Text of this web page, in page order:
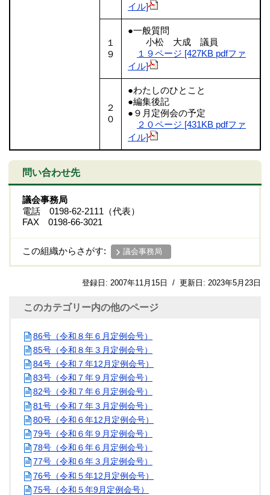
イル]
１
９
●一般質問
小松 大成 議員
１９ページ [427KB pdfファ
イル]
２
０
●わたしのひとこと
●編集後記
●９月定例会の予定
２０ページ [431KB pdfファ
イル]
問い合わせ先
議会事務局
電話 0198-62-2111（代表）
FAX 0198-66-3021
この組織からさがす: 議会事務局
登録日: 2007年11月15日 / 更新日: 2023年5月23日
このカテゴリー内の他のページ
86号（令和８年６月定例会号）
85号（令和８年３月定例会号）
84号（令和７年12月定例会号）
83号（令和７年９月定例会号）
82号（令和７年６月定例会号）
81号（令和７年３月定例会号）
80号（令和６年12月定例会号）
79号（令和６年９月定例会号）
78号（令和６年６月定例会号）
77号（令和６年３月定例会号）
76号（令和５年12月定例会号）
75号（令和５年9月定例会号）